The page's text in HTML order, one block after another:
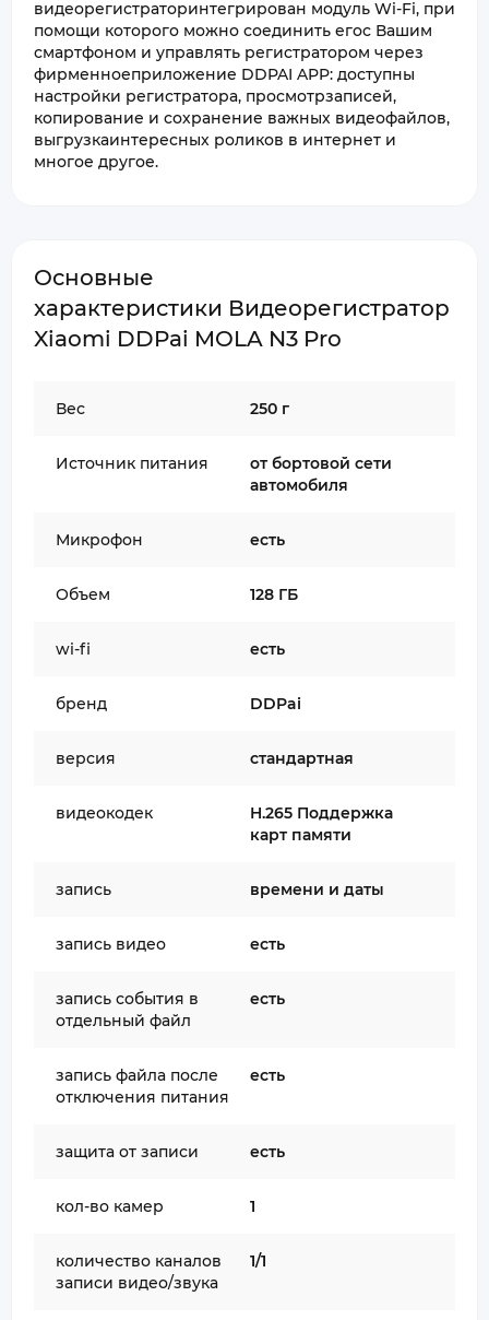
видеорегистраторинтегрирован модуль Wi-Fi, при
помощи которого можно соединить егос Вашим
смартфоном и управлять регистратором через
фирменноеприложение DDPAI APP: доступны
настройки регистратора, просмотрзаписей,
копирование и сохранение важных видеофайлов,
выгрузкаинтересных роликов в интернет и
многое другое.
Основные
характеристики Видеорегистратор
Xiaomi DDPai MOLA N3 Pro
Вес 250 г
Источник питания
от бортовой сети
автомобиля
Микрофон есть
Объем 128 ГБ
wi-fi есть
бренд DDPai
версия стандартная
видеокодек
H.265 Поддержка
карт памяти
запись времени и даты
запись видео есть
запись события в
отдельный файл
есть
запись файла после
отключения питания
есть
защита от записи есть
кол-во камер 1
количество каналов
записи видео/звука
1/1